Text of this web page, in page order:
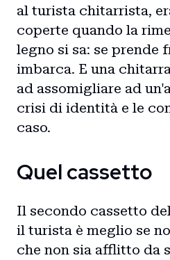
al turista chitarrista,
coperte quando la
legno si sa: se prende
imbarca. E una
ad assomigliare ad
crisi di identità e le
caso.
Quel cassetto
Il secondo cassetto
il turista è meglio se
che non sia afflitto da